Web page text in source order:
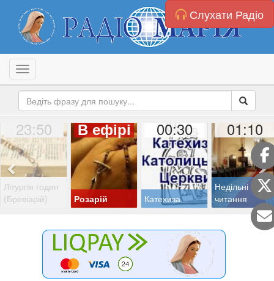
Слухати Радіо
Toggle navigation
23:50
Літургія годин
(Бревіарій)
В ефірі
Розарій
00:30
Катехиза
01:10
Недільні
читання